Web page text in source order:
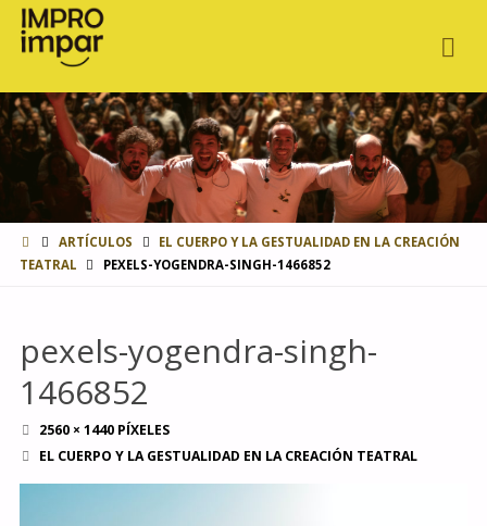
INICIOARTÍCULOS
EL CUERPO Y LA GESTUALIDAD EN LA CREACIÓN
TEATRAL
PEXELS-YOGENDRA-SINGH-1466852
pexels-yogendra-singh-
1466852
TAMAÑO
COMPLETO
2560 × 1440 PÍXELES
EL CUERPO Y LA GESTUALIDAD EN LA CREACIÓN TEATRAL